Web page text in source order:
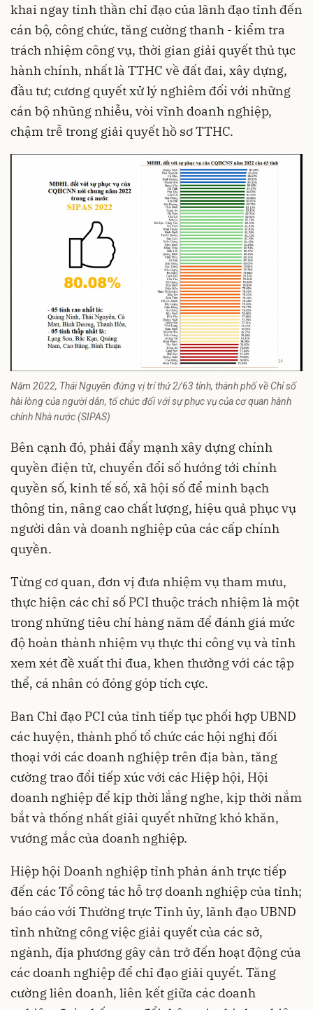
khai ngay tinh thần chỉ đạo của lãnh đạo tỉnh đến
cán bộ, công chức, tăng cường thanh - kiểm tra
trách nhiệm công vụ, thời gian giải quyết thủ tục
hành chính, nhất là TTHC về đất đai, xây dựng,
đầu tư; cương quyết xử lý nghiêm đối với những
cán bộ nhũng nhiễu, vòi vĩnh doanh nghiệp,
chậm trễ trong giải quyết hồ sơ TTHC.
Năm 2022, Thái Nguyên đứng vị trí thứ 2/63 tỉnh, thành phố về Chỉ số
hài lòng của người dân, tổ chức đối với sự phục vụ của cơ quan hành
chính Nhà nước (SIPAS)
Bên cạnh đó, phải đẩy mạnh xây dựng chính
quyền điện tử, chuyển đổi số hướng tới chính
quyền số, kinh tế số, xã hội số để minh bạch
thông tin, nâng cao chất lượng, hiệu quả phục vụ
người dân và doanh nghiệp của các cấp chính
quyền.
Từng cơ quan, đơn vị đưa nhiệm vụ tham mưu,
thực hiện các chỉ số PCI thuộc trách nhiệm là một
trong những tiêu chí hàng năm để đánh giá mức
độ hoàn thành nhiệm vụ thực thi công vụ và tỉnh
xem xét đề xuất thi đua, khen thưởng với các tập
thể, cá nhân có đóng góp tích cực.
Ban Chỉ đạo PCI của tỉnh tiếp tục phối hợp UBND
các huyện, thành phố tổ chức các hội nghị đối
thoại với các doanh nghiệp trên địa bàn, tăng
cường trao đổi tiếp xúc với các Hiệp hội, Hội
doanh nghiệp để kịp thời lắng nghe, kịp thời nắm
bắt và thống nhất giải quyết những khó khăn,
vướng mắc của doanh nghiệp.
Hiệp hội Doanh nghiệp tỉnh phản ánh trực tiếp
đến các Tổ công tác hỗ trợ doanh nghiệp của tỉnh;
báo cáo với Thường trực Tỉnh ủy, lãnh đạo UBND
tỉnh những công việc giải quyết của các sở,
ngành, địa phương gây cản trở đến hoạt động của
các doanh nghiệp để chỉ đạo giải quyết. Tăng
cường liên doanh, liên kết giữa các doanh